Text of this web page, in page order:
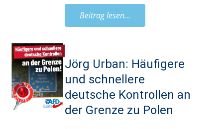
Beitrag lesen...
Jörg Urban: Häufigere
und schnellere
deutsche Kontrollen an
der Grenze zu Polen